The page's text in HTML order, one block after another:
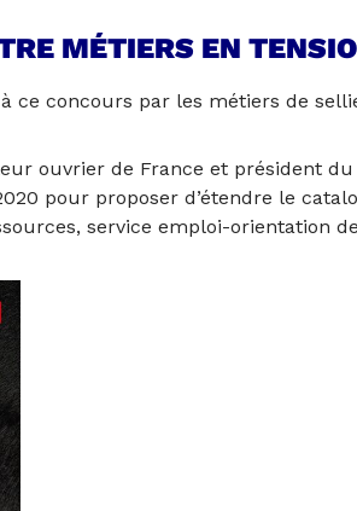
MÉTIERS EN
ce concours par les métiers de
ouvrier de France et président du
pour proposer d’étendre le
service emploi-orientation de